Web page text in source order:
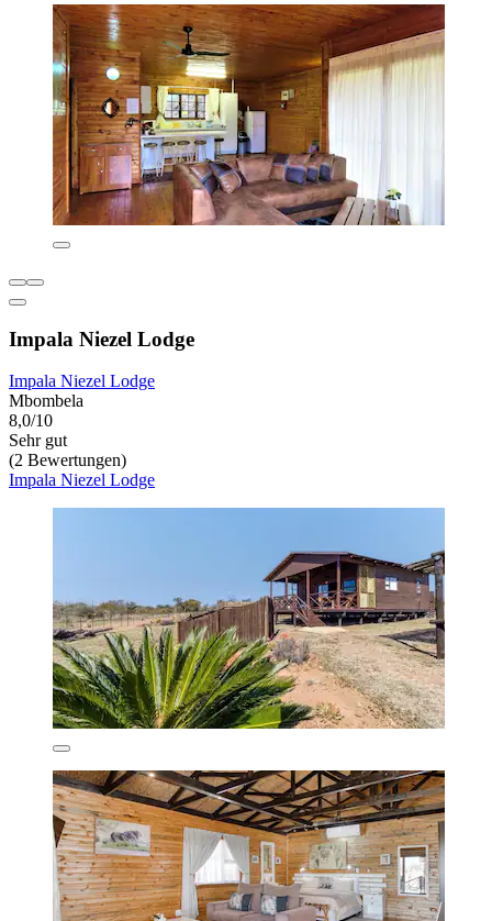
Impala Niezel Lodge
Impala Niezel Lodge
Mbombela
8,0/10
Sehr gut
(2 Bewertungen)
Impala Niezel Lodge